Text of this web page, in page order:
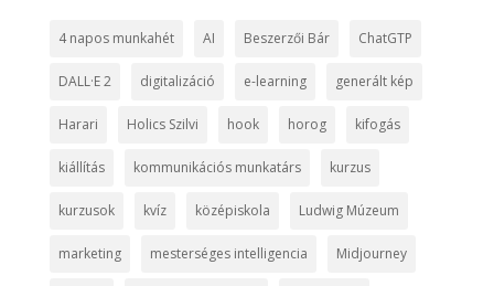
4 napos munkahét AI Beszerzői Bár ChatGTP
DALL·E 2 digitalizáció e-learning generált kép
Harari Holics Szilvi hook horog kifogás
kiállítás kommunikációs munkatárs kurzus
kurzusok kvíz középiskola Ludwig Múzeum
marketing mesterséges intelligencia Midjourney